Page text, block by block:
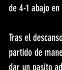
de 4-1 abajo
Tras el
partido de
dar un pasito